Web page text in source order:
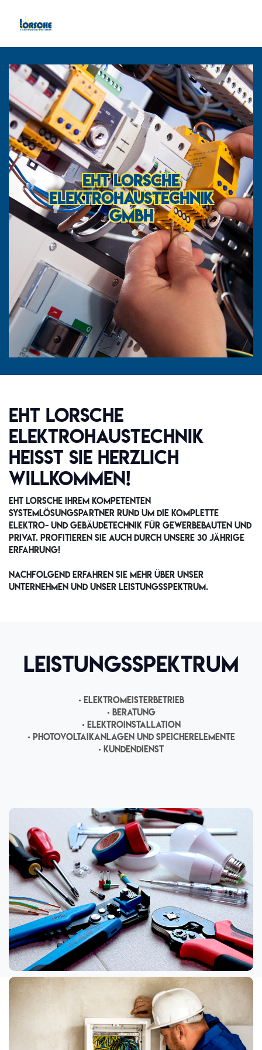
EHT Lorsche
Elektrohaustechnik
GmbH
EHT Lorsche
Elektrohaustechnik
heißt Sie herzlich
willkommen!
EHT Lorsche Ihrem kompetenten
Systemlösungspartner rund um die komplette
Elektro- und Gebäudetechnik für Gewerbebauten und
privat. Profitieren Sie auch durch unsere 30 jährige
Erfahrung!
Nachfolgend erfahren Sie mehr über unser
Unternehmen und unser Leistungsspektrum.
Leistungsspektrum
• Elektromeisterbetrieb
• Beratung
• Elektroinstallation
• Photovoltaikanlagen und Speicherelemente
• Kundendienst